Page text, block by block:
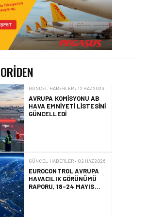
GÜNCEL HABERLER • 12 HAZ 2026
AVRUPA KOMISYONU AB
HAVA EMNIYETI LISTESINI
GÜNCEL HABERLER • 02 HAZ 2026
EUROCONTROL AVRUPA
GÜNCEL HABERLER • 21 MAY 2026
AF447 FACIASINDA 17